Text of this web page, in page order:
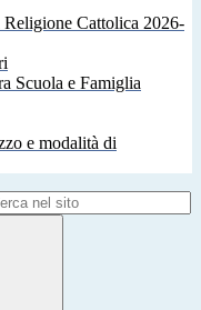
Religione Cattolica 2026-
Scuola e Famiglia
e modalità di